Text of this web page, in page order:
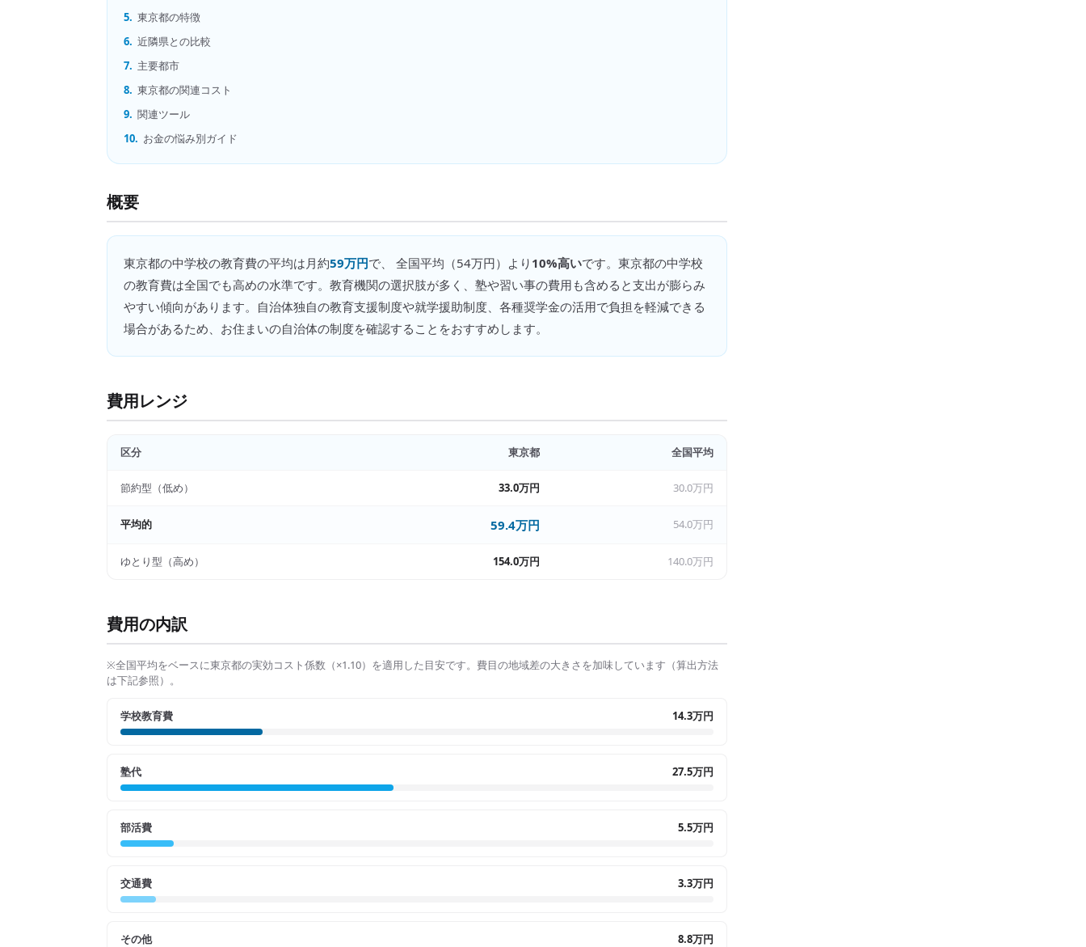
5. 東京都の特徴
6. 近隣県との比較
7. 主要都市
8. 東京都の関連コスト
9. 関連ツール
10. お金の悩み別ガイド
概要
東京都の中学校の教育費の平均は月約59万円で、 全国平均（54万円）より 10%高いです。 東京都の中学校
の教育費は全国でも高めの水準です。教育機関の選択肢が多く、塾や習い事の費用も含めると支出が膨らみ
やすい傾向があります。自治体独自の教育支援制度や就学援助制度、各種奨学金の活用で負担を軽減できる
場合があるため、お住まいの自治体の制度を確認することをおすすめします。
費用レンジ
区分 東京都 全国平均
節約型（低め） 33.0万円 30.0万円
平均的 59.4万円 54.0万円
ゆとり型（高め） 154.0万円 140.0万円
費用の内訳
※全国平均をベースに東京都の実効コスト係数（×1.10）を適用した目安です。費目の地域差の大きさを加味しています（算出方法
は下記参照）。
学校教育費 14.3万円
塾代 27.5万円
部活費 5.5万円
交通費 3.3万円
その他 8.8万円